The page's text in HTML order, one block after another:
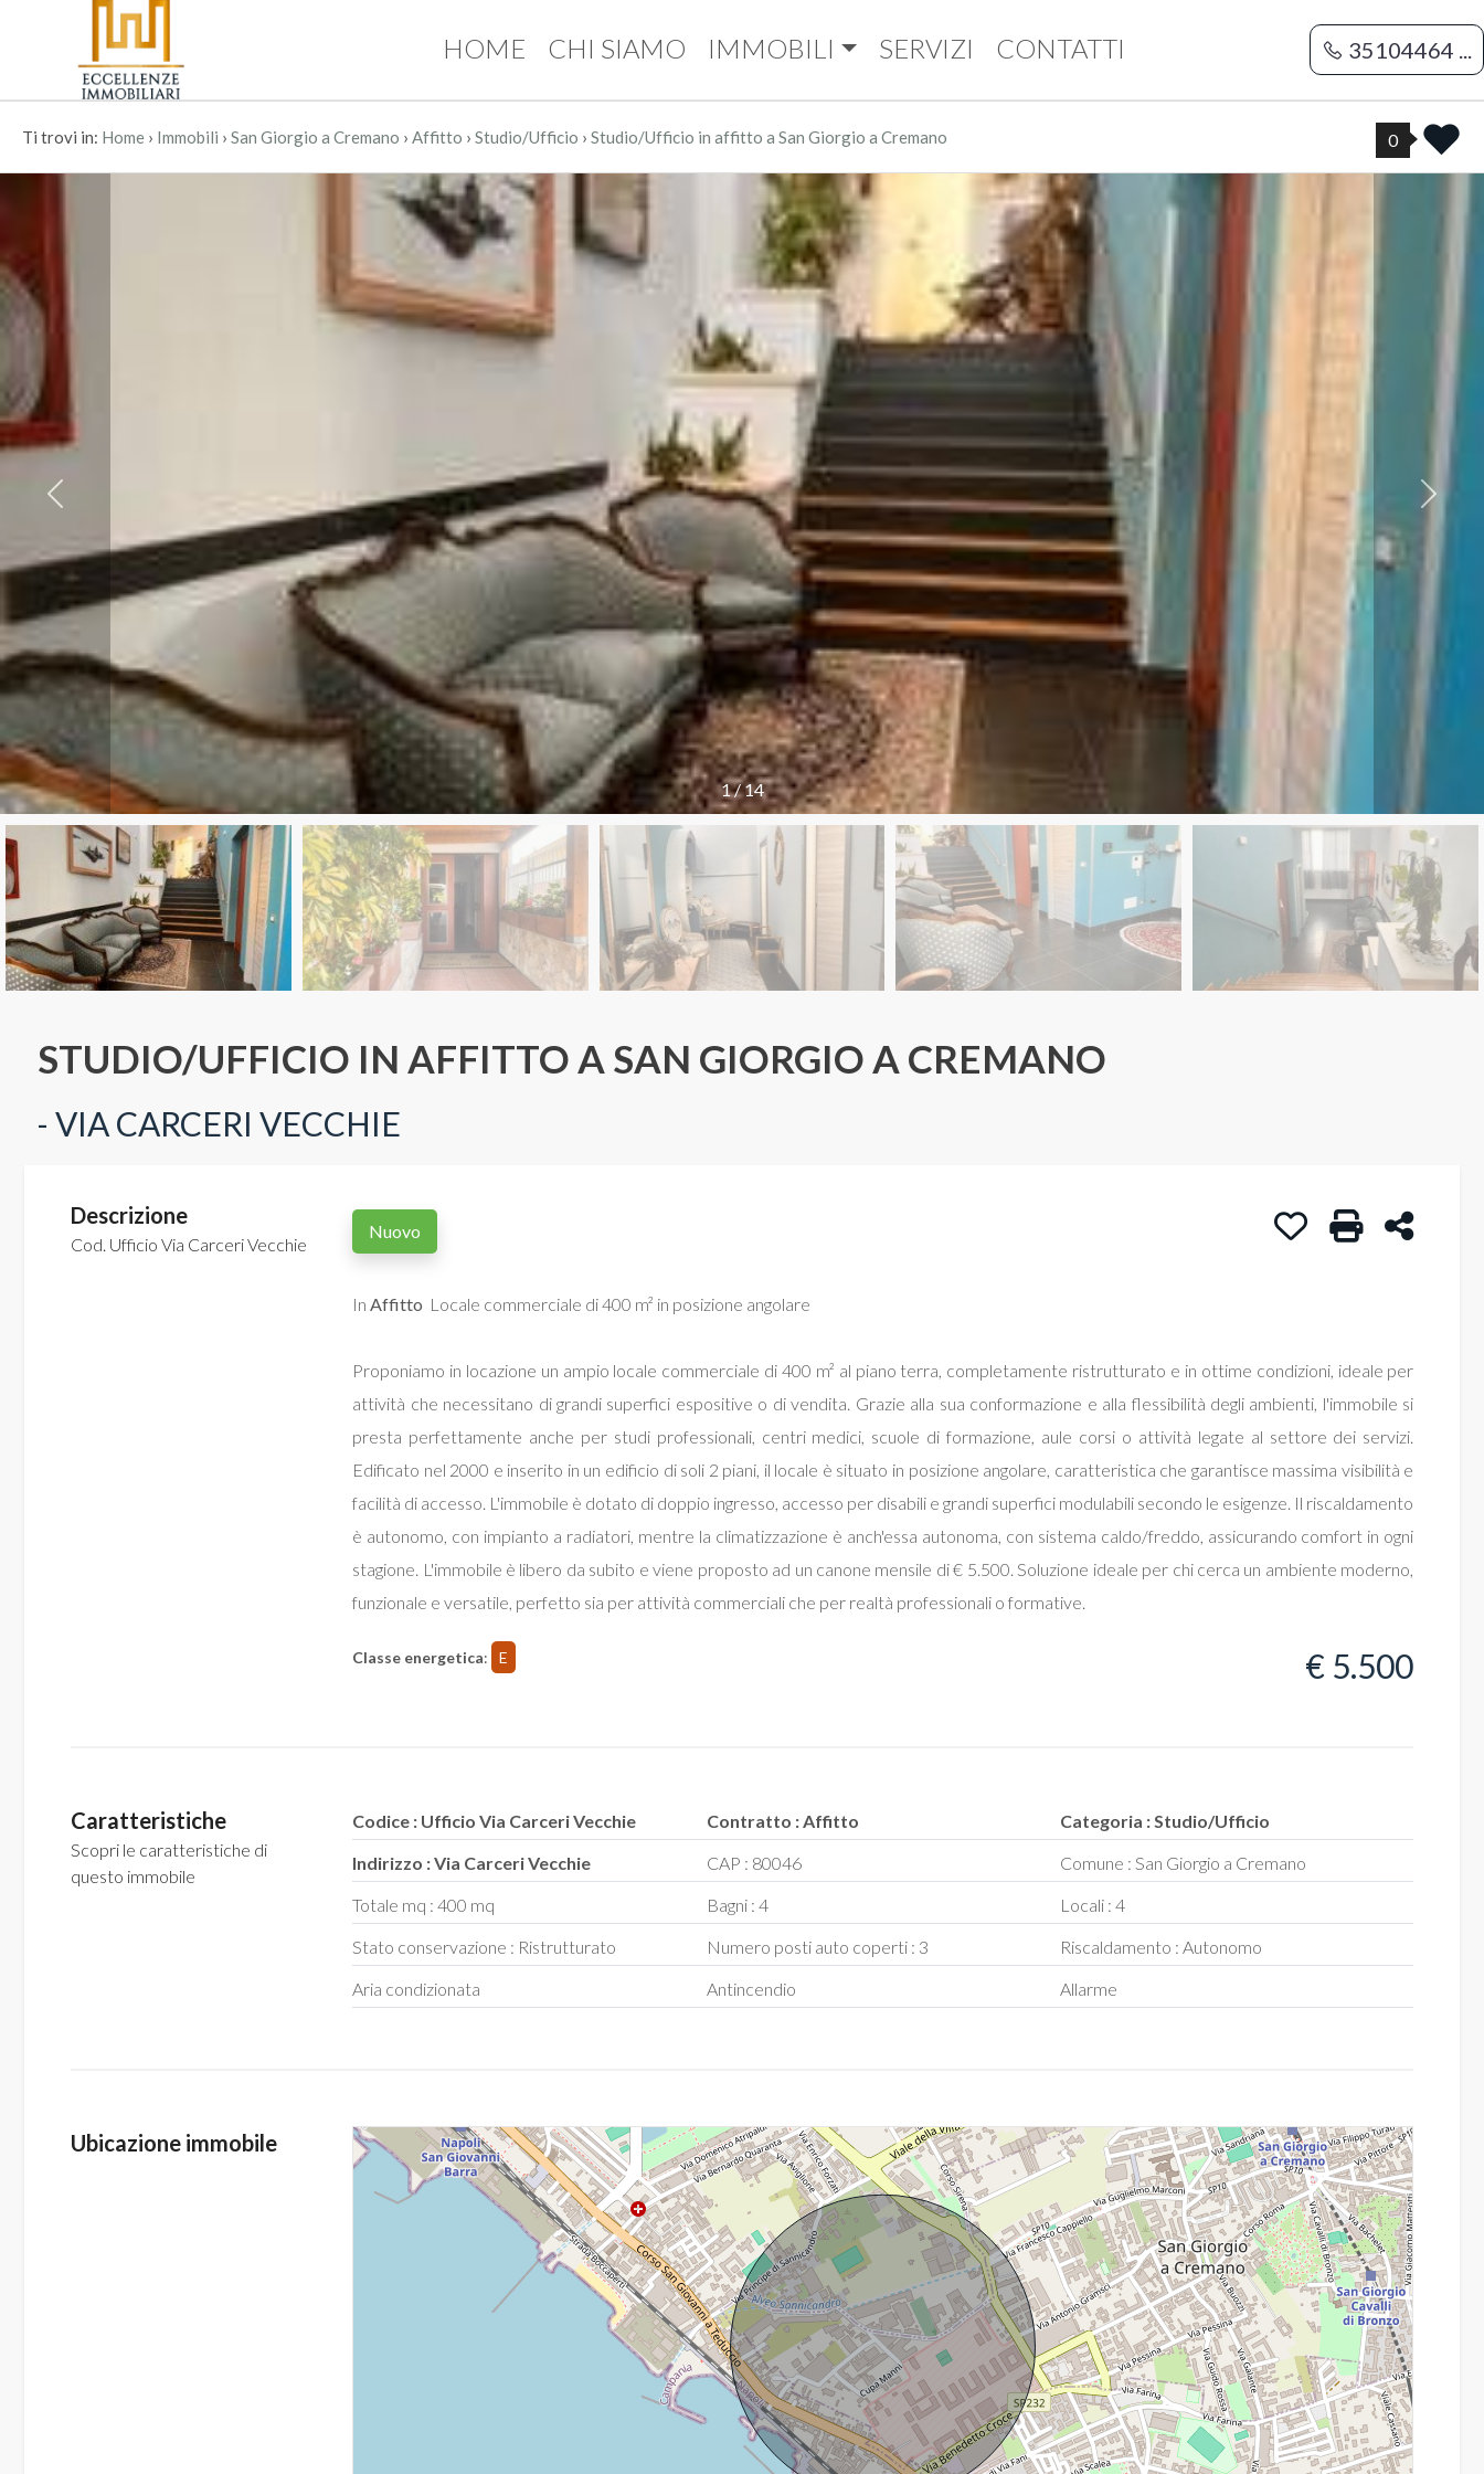
HOME CHI SIAMO IMMOBILI SERVIZI CONTATTI 35104464 ...
Ti trovi in: Home › Immobili › San Giorgio a Cremano › Affitto › Studio/Ufficio › Studio/Ufficio in affitto a San Giorgio a Cremano 0
1/14
STUDIO/UFFICIO IN AFFITTO A SAN GIORGIO A CREMANO
- VIA CARCERI VECCHIE
Descrizione
Cod. Ufficio Via Carceri Vecchie
Nuovo Stampa: Cod.
Preferiti: Cod. Ufficio
InAffitto  Locale commerciale di 400 m² in posizione angolare
Proponiamo in locazione un ampio locale commerciale di 400 m² al piano terra, completamente ristrutturato e in ottime condizioni, ideale per
attività che necessitano di grandi superfici espositive o di vendita. Grazie alla sua conformazione e alla flessibilità degli ambienti, l'immobile si
presta perfettamente anche per studi professionali, centri medici, scuole di formazione, aule corsi o attività legate al settore dei servizi.
Edificato nel 2000 e inserito in un edificio di soli 2 piani, il locale è situato in posizione angolare, caratteristica che garantisce massima visibilità e
facilità di accesso. L'immobile è dotato di doppio ingresso, accesso per disabili e grandi superfici modulabili secondo le esigenze. Il riscaldamento
è autonomo, con impianto a radiatori, mentre la climatizzazione è anch'essa autonoma, con sistema caldo/freddo, assicurando comfort in ogni
stagione. L'immobile è libero da subito e viene proposto ad un canone mensile di € 5.500. Soluzione ideale per chi cerca un ambiente moderno,
funzionale e versatile, perfetto sia per attività commerciali che per realtà professionali o formative.
Classe energetica: E € 5.500
Caratteristiche
Scopri le caratteristiche di
questo immobile
Codice : Ufficio Via Carceri Vecchie Contratto : Affitto
Categoria : Studio/Ufficio
Indirizzo : Via Carceri Vecchie
CAP : 80046
Comune : San Giorgio a Cremano
Totale mq : 400 mq
Bagni : 4
Locali : 4
Stato conservazione : Ristrutturato
Numero posti auto coperti : 3
Riscaldamento : Autonomo
Aria condizionata
Antincendio Allarme
Ubicazione immobile
HOME
CHI
SIAMO
Contratto
Scegli
cercare
Provincia
Comune
Tipologia
-
multiscelta
Qualsiasi
Residenziali
Commerciali